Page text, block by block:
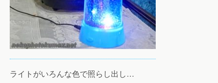
ライトがいろんな色で照らし出し…